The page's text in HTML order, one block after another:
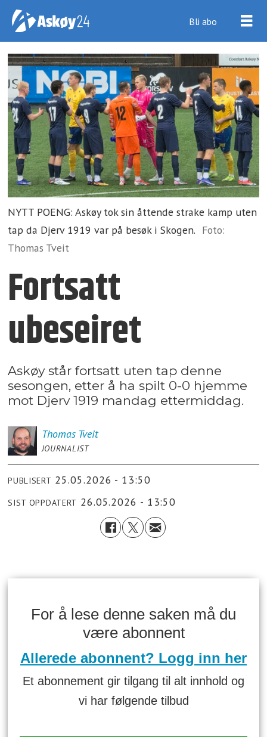
Bli abo
NYTT POENG: Askøy tok sin åttende strake kamp uten
tap da Djerv 1919 var på besøk i Skogen. Foto:
Thomas Tveit
Fortsatt
ubeseiret
Askøy står fortsatt uten tap denne
sesongen, etter å ha spilt 0-0 hjemme
mot Djerv 1919 mandag ettermiddag.
Thomas Tveit
JOURNALIST
PUBLISERT 25.05.2026 - 13:50
SIST OPPDATERT 26.05.2026 - 13:50
For å lese denne saken må du
være abonnent
Allerede abonnent? Logg inn her
Et abonnement gir tilgang til alt innhold og
vi har følgende tilbud